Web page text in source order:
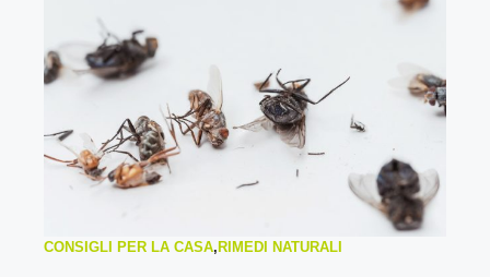
CONSIGLI PER LA CASA, RIMEDI NATURALI